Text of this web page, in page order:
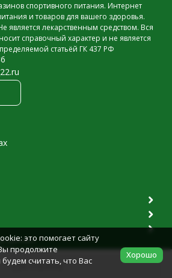
В корзину
спортивного питания. Интернет
и товаров для вашего здоровья.
является лекарственным средством. Вся
справочный характер и не является
статьёй ГК 437 РФ
данныхэто помогает сайту
продолжите
считать, что Вас
Хорошо